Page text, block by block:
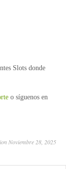
Slots donde
o síguenos en
Noviembre 28, 2025